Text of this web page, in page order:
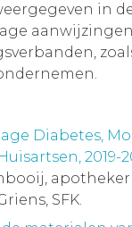
in
Diabetes,
2019-
apotheker
SFK.